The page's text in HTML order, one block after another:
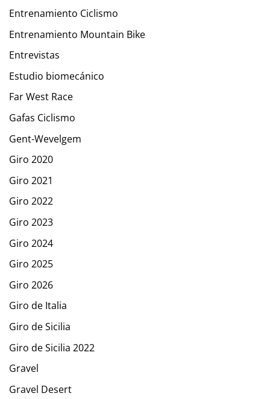
Entrenamiento Ciclismo
Entrenamiento Mountain Bike
Entrevistas
Estudio biomecánico
Far West Race
Gafas Ciclismo
Gent-Wevelgem
Giro 2020
Giro 2021
Giro 2022
Giro 2023
Giro 2024
Giro 2025
Giro 2026
Giro de Italia
Giro de Sicilia
Giro de Sicilia 2022
Gravel
Gravel Desert